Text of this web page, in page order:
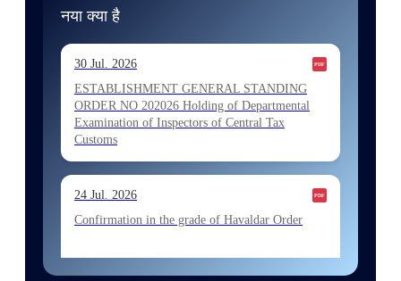
नया क्या है
30 Jul. 2026
ESTABLISHMENT GENERAL STANDING
ORDER NO 202026 Holding of Departmental
Examination of Inspectors of Central Tax
Customs
24 Jul. 2026
Confirmation in the grade of Havaldar Order